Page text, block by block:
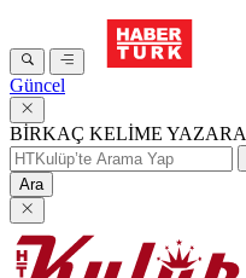
Güncel
BİRKAÇ KELİME
Ara